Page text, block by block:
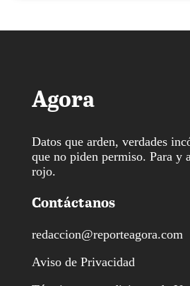
Agora
Datos que arden, verdades
que no piden permiso. Para y
rojo.
Contáctanos
redaccion@reporteagora.com
Aviso de Privacidad